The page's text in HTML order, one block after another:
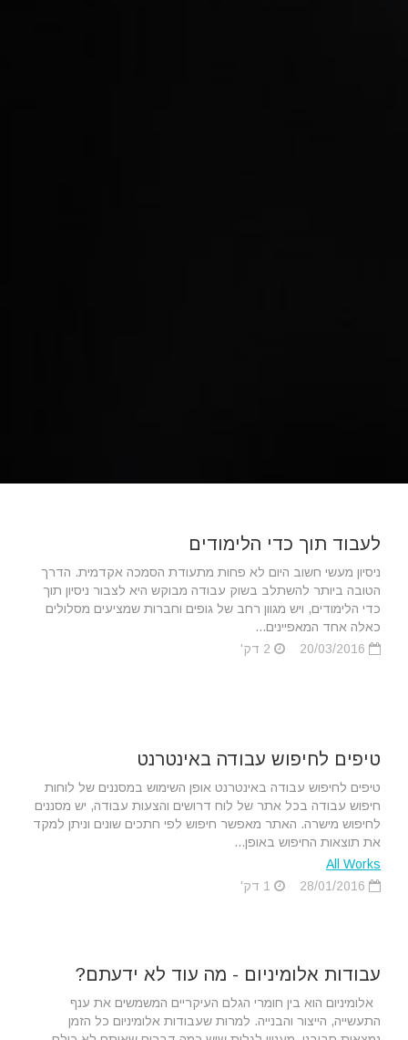
לעבוד תוך כדי הלימודים
ניסיון מעשי חשוב היום לא פחות מתעודת הסמכה אקדמית. הדרך
הטובה ביותר להשתלב בשוק עבודה מבוקש היא לצבור ניסיון תוך
כדי הלימודים, ויש מגוון רחב של גופים וחברות שמציעים מסלולים
כאלה אחד המאפיינים...
טיפים לחיפוש עבודה באינטרנט
טיפים לחיפוש עבודה באינטרנט אופן השימוש במסננים של לוחות
חיפוש עבודה בכל אתר של לוח דרושים והצעות עבודה, יש מסננים
לחיפוש מישרה. האתר מאפשר חיפוש לפי חתכים שונים וניתן למקד
את תוצאות החיפוש באופן...
All Works
עבודות אלומיניום - מה עוד לא ידעתם?
אלומיניום הוא בין חומרי הגלם העיקריים המשמשים את ענף
התעשייה, הייצור והבנייה. למרות שעבודות אלומיניום כל הזמן